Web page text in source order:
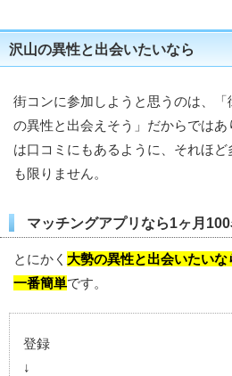
沢山の異性と出会いたいなら
街コンに参加しようと思うのは、
の異性と出会えそう」だからでは
は口コミにもあるように、それほ
も限りません。
マッチングアプリなら1ヶ月
とにかく 大勢の異性と出会いたい
一番簡単です。
登録
↓